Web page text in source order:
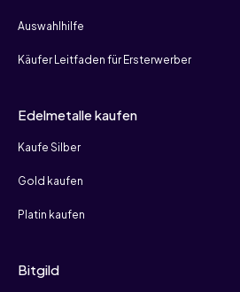
Auswahlhilfe
Käufer Leitfaden für Ersterwerber
Edelmetalle kaufen
Kaufe Silber
Gold kaufen
Platin kaufen
Bitgild